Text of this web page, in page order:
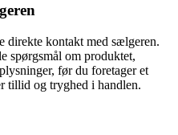
direkte kontakt med sælgeren.
spørgsmål om produktet,
før du foretager et
tillid og tryghed i handlen.